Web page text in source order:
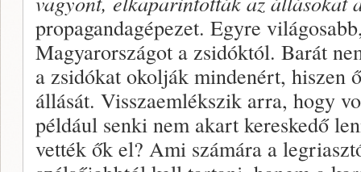
propagandagépezet. Egyre
Magyarországot a zsidóktól. Barát
a zsidókat okolják mindenért, hiszen
állását. Visszaemlékszik arra, hogy
például senki nem akart kereskedő
vették ők el? Ami számára a